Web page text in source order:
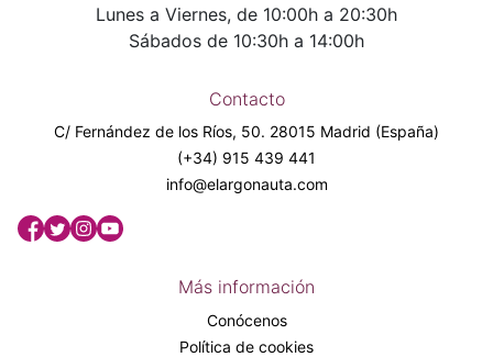
Lunes a Viernes, de 10:00h a 20:30h
Sábados de 10:30h a 14:00h
Contacto
C/ Fernández de los Ríos, 50. 28015 Madrid (España)
(+34) 915 439 441
info@elargonauta.com
Más información
Conócenos
Política de cookies